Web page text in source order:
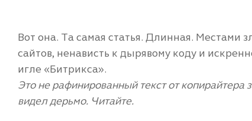
Вот она. Та самая статья. Длинная. Местами
сайтов, ненависть к дырявому коду и
игле «Битрикса».
Это не рафинированный текст от
видел дерьмо. Читайте.